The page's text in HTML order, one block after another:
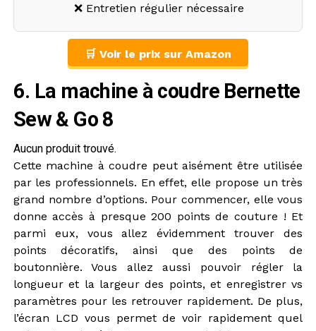
❌ Entretien régulier nécessaire
🛒 Voir le prix sur Amazon
6. La machine à coudre Bernette
Sew & Go 8
Aucun produit trouvé.
Cette machine à coudre peut aisément être utilisée
par les professionnels. En effet, elle propose un très
grand nombre d’options. Pour commencer, elle vous
donne accès à presque 200 points de couture ! Et
parmi eux, vous allez évidemment trouver des
points décoratifs, ainsi que des points de
boutonnière. Vous allez aussi pouvoir régler la
longueur et la largeur des points, et enregistrer vs
paramètres pour les retrouver rapidement. De plus,
l’écran LCD vous permet de voir rapidement quel